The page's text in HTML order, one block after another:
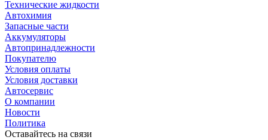
Технические жидкости
Автохимия
Запасные части
Аккумуляторы
Автопринадлежности
Покупателю
Условия оплаты
Условия доставки
Автосервис
О компании
Новости
Политика
Оставайтесь на связи